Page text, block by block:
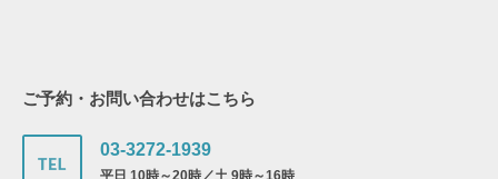
ご予約・お問い合わせはこちら
03-3272-1939